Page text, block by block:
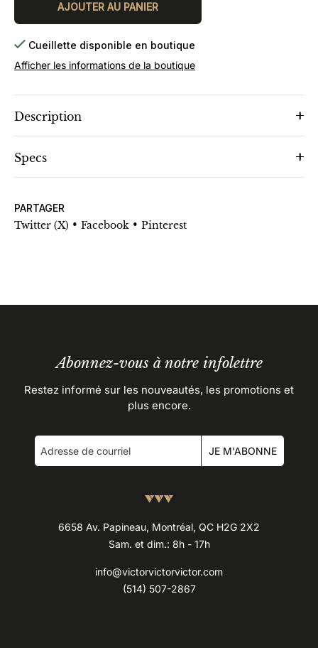
AJOUTER AU PANIER
Cueillette disponible en boutique
Afficher les informations de la boutique
Description
Specs
PARTAGER
Twitter (X) • Facebook • Pinterest
Abonnez-vous à notre infolettre
Restez informé sur les nouveautés, les promotions et
plus encore.
JE M'ABONNE
6658 Av. Papineau, Montréal, QC H2G 2X2
Sam. et dim.: 8h - 17h
info@victorvictorvictor.com
(514) 507-2867